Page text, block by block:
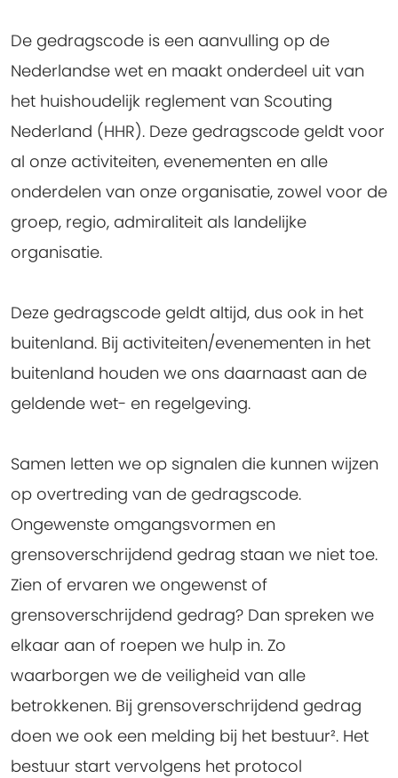
De gedragscode is een aanvulling op de
Nederlandse wet en maakt onderdeel uit van
het huishoudelijk reglement van Scouting
Nederland (HHR). Deze gedragscode geldt voor
al onze activiteiten, evenementen en alle
onderdelen van onze organisatie, zowel voor de
groep, regio, admiraliteit als landelijke
organisatie.
Deze gedragscode geldt altijd, dus ook in het
buitenland. Bij activiteiten/evenementen in het
buitenland houden we ons daarnaast aan de
geldende wet- en regelgeving.
Samen letten we op signalen die kunnen wijzen
op overtreding van de gedragscode.
Ongewenste omgangsvormen en
grensoverschrijdend gedrag staan we niet toe.
Zien of ervaren we ongewenst of
grensoverschrijdend gedrag? Dan spreken we
elkaar aan of roepen we hulp in. Zo
waarborgen we de veiligheid van alle
betrokkenen. Bij grensoverschrijdend gedrag
doen we ook een melding bij het bestuur². Het
bestuur start vervolgens het protocol